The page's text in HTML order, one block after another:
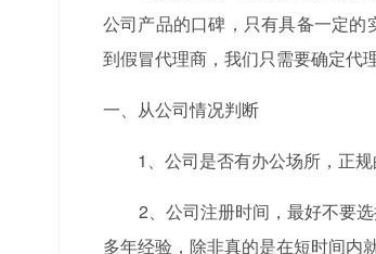
公司产品的口碑，只有具备一定
到假冒代理商，我们只需要确定代
一、从公司情况判断
1、公司是否有办公场所，正规
2、公司注册时间，最好不要选
多年经验，除非真的是在短时间内